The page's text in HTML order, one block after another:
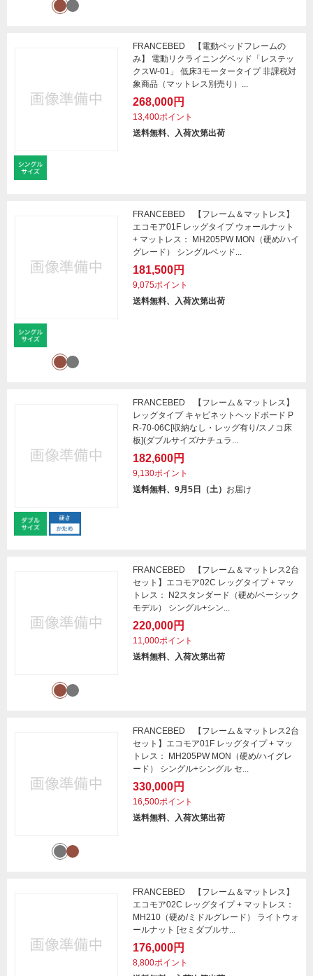
FRANCEBED 【電動ベッドフレームの
み】 電動リクライニングベッド「レステッ
クスW-01」 低床3モータータイプ 非課税対
象商品（マットレス別売り）...
268,000円
13,400ポイント
送料無料、入荷次第出荷
FRANCEBED 【フレーム＆マットレス】
エコモア01F レッグタイプ ウォールナット
+ マットレス： MH205PW MON（硬め/ハイ
グレード） シングルベッド...
181,500円
9,075ポイント
送料無料、入荷次第出荷
FRANCEBED 【フレーム＆マットレス】
レッグタイプ キャビネットヘッドボード P
R-70-06C[収納なし・レッグ有り/スノコ床
板](ダブルサイズ/ナチュラ...
182,600円
9,130ポイント
送料無料、9月5日（土） お届け
FRANCEBED 【フレーム＆マットレス2台
セット】エコモア02C レッグタイプ + マッ
トレス： N2スタンダード（硬め/ベーシック
モデル） シングル+シン...
220,000円
11,000ポイント
送料無料、入荷次第出荷
FRANCEBED 【フレーム＆マットレス2台
セット】エコモア01F レッグタイプ + マッ
トレス： MH205PW MON（硬め/ハイグレ
ード） シングル+シングル セ...
330,000円
16,500ポイント
送料無料、入荷次第出荷
FRANCEBED 【フレーム＆マットレス】
エコモア02C レッグタイプ + マットレス：
MH210（硬め/ミドルグレード） ライトウォ
ールナット [セミダブルサ...
176,000円
8,800ポイント